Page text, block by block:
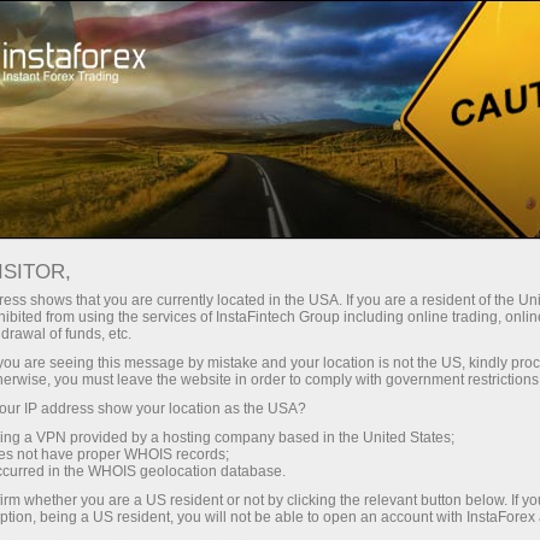
Трейдерам Форекс обзоры Технический анализ
12.06.2013: Аналитические
обзоры Форекс: Техническая
картина валютной пары GBPUSD по
системе «Каналы регрессии» за 12
июня 2013 года
очиш
shows that you are currently located in the USA. If you are a resident of the
from using the services of InstaFintech Group including online trading,
of funds, etc.
are seeing this message by mistake and your location is not the US, kindly
you must leave the website in order to comply with government
IP address show your location as the USA?
a VPN provided by a hosting company based in the United States;
not have proper WHOIS records;
in the WHOIS geolocation database.
whether you are a US resident or not by clicking the relevant button below. If
being a US resident, you will not be able to open an account with InstaForex